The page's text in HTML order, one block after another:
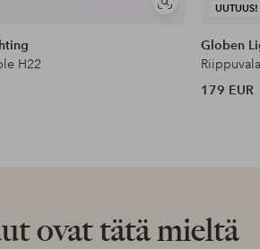
Näytä
H22
UUTUUS!
Globen
179 EUR
ovat tätä mieltä